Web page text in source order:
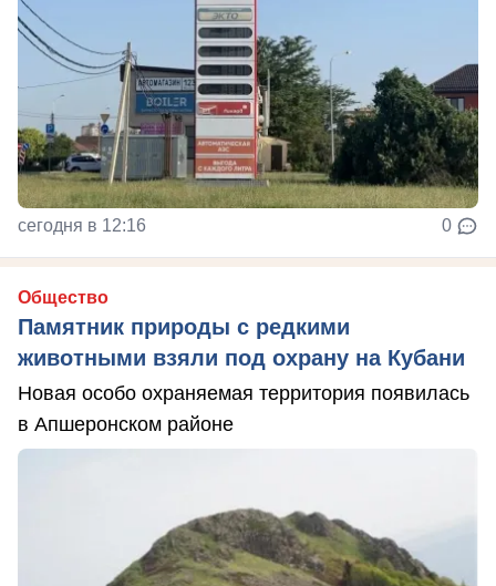
сегодня в 12:16 0
Общество
Памятник природы с редкими
животными взяли под охрану на Кубани
Новая особо охраняемая территория появилась
в Апшеронском районе